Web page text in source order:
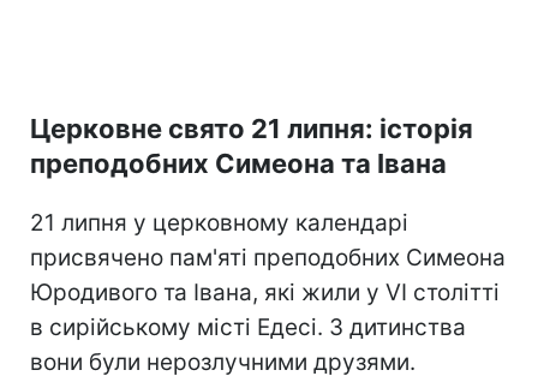
Церковне свято 21 липня: історія
преподобних Симеона та Івана
21 липня у церковному календарі
присвячено пам'яті преподобних Симеона
Юродивого та Івана, які жили у VI столітті
в сирійському місті Едесі. З дитинства
вони були нерозлучними друзями.